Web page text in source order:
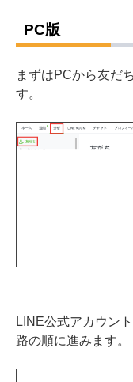
PC版
まずはPCから友だ
す。
LINE公式アカウン
路の順に進みます。